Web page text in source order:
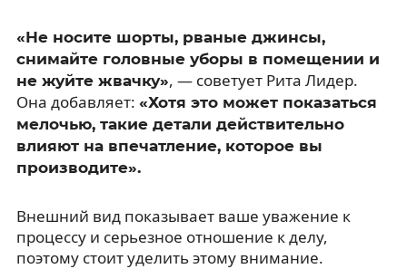
«Не носите шорты, рваные джинсы,
снимайте головные уборы в помещении и
не жуйте жвачку», — советует Рита Лидер.
Она добавляет: «Хотя это может показаться
мелочью, такие детали действительно
влияют на впечатление, которое вы
производите».
Внешний вид показывает ваше уважение к
процессу и серьезное отношение к делу,
поэтому стоит уделить этому внимание.